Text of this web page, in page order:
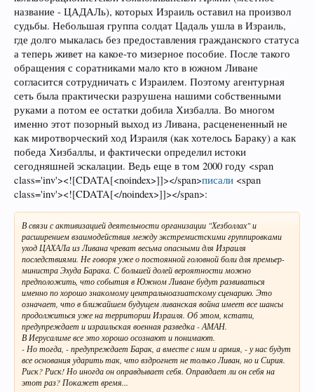
название - ЦАДАЛь), которых Израиль оставил на произвол
судьбы. Небольшая группа солдат Цадаль ушла в Израиль,
где долго мыкалась без предоставления гражданского статуса
а теперь живет на какое-то мизерное пособие. После такого
обращения с соратниками мало кто в южном Ливане
согласится сотрудничать с Израилем. Поэтому агентурная
сеть была практически разрушена нашими собственными
руками а потом ее остатки добила Хизбалла. Во многом
именно этот позорный выход из Ливана, расценененный не
как миротворческий ход Израиля (как хотелось Бараку) а как
победа Хизбаллы, и фактически определил истоки
сегодняшней эскалации. Ведь еще в том 2000 году <span
class='inv'><![CDATA[<noindex>]]></span>писали <span
class='inv'><![CDATA[</noindex>]]></span>:
В связи с активизацией деятельности организации "Хезболлах" и
расширением взаимодействия между экстремистскими группировками
уход ЦАХАЛа из Ливана чреват весьма опасными для Израиля
последствиями. Не говоря уже о постоянной головной боли для премьер-
министра Эхуда Барака. С большей долей вероятности можно
предположить, что события в Южном Ливане будут развиваться
именно по хорошо знакомому центральноазиатскому сценарию. Это
означает, что в ближайшем будущем ливанская война имеет все шансы
продолжиться уже на территории Израиля. Об этом, кстати,
предупреждает и израильская военная разведка - АМАН.
В Иерусалиме все это хорошо осознают и понимают.
- Но тогда, - предупреждает Барак, а вместе с ним и армия, - у нас будут
все основания ударить так, что вздрогнет не только Ливан, но и Сирия.
Риск? Риск! Но иногда он оправдывает себя. Оправдает ли он себя на
этот раз? Покажет время...